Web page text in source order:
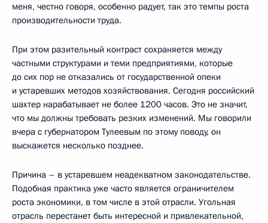
меня, честно говоря, особенно радует, так это темпы роста
производительности труда.
При этом разительный контраст сохраняется между
частными структурами и теми предприятиями, которые
до сих пор не отказались от государственной опеки
и устаревших методов хозяйствования. Сегодня российский
шахтер нарабатывает не более 1200 часов. Это не значит,
что мы должны требовать резких изменений. Мы говорили
вчера с губернатором Тулеевым по этому поводу, он
выскажется несколько позднее.
Причина – в устаревшем неадекватном законодательстве.
Подобная практика уже часто является ограничителем
роста экономики, в том числе в этой отрасли. Угольная
отрасль перестанет быть интересной и привлекательной,